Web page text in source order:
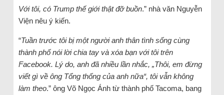
Với tôi, có Trump thế giới thật đỡ buồn.” nhà văn Nguyễn
Viện nêu ý kiến.
“Tuần trước tôi bị một người anh thân tình sống cùng
thành phố nói lời chia tay và xóa bạn với tôi trên
Facebook. Lý do, anh đã nhiều lần nhắc, „Thôi, em đừng
viết gì về ông Tổng thống của anh nữa“, tôi vẫn không
làm theo.” ông Võ Ngọc Ánh từ thành phố Tacoma, bang